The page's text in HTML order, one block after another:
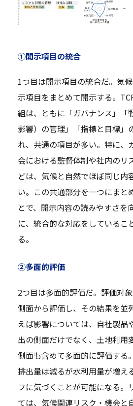
①開示項目の統合
1つ目は開示項目の統合だ。気
示項目をまとめて開示する。
組は、ともに「ガバナンス」「
影響）の管理」「指標と目標」
れ、共通の項目が多い。特に、
会における監督体制や社内のリ
どは、気候と自然でほぼ同じ内
い。この共通部分を一つにまと
とで、開示内容の読みやすさを
に、統合的な対応をしているこ
る。
②多面的評価
2つ目は多面的評価だ。評価対
側面から評価し、その結果を並
えば影響については、自社製品
出の側面だけでなく、土地利用
側面も含めて多面的に評価する
排出量は減るが水利用量が増え
フに気づくことが可能になる。
ては、気候関連リスク・機会と